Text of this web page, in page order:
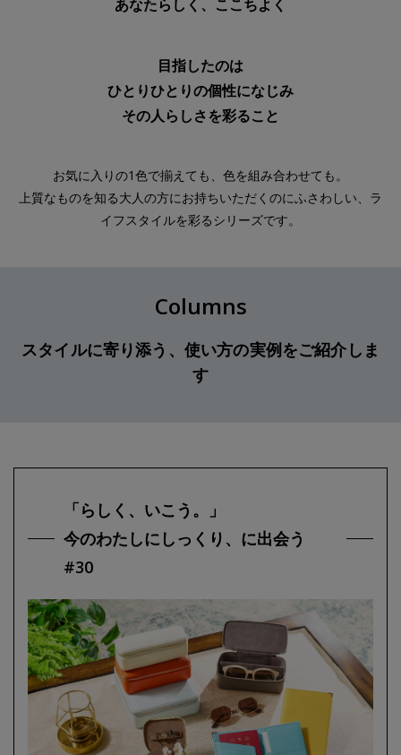
あなたらしく、ここちよく
目指したのは
ひとりひとりの個性になじみ
その人らしさを彩ること
お気に入りの1色で揃えても、色を組み合わせても。
上質なものを知る大人の方にお持ちいただくのにふさわしい、ラ
イフスタイルを彩るシリーズです。
Columns
スタイルに寄り添う、使い方の実例をご紹介しま
す
「らしく、いこう。」
今のわたしにしっくり、に出会う
#30